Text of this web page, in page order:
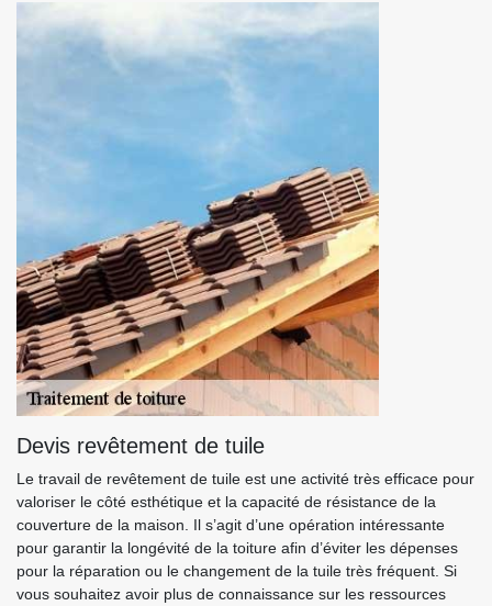
Devis revêtement de tuile
Le travail de revêtement de tuile est une activité très efficace pour
valoriser le côté esthétique et la capacité de résistance de la
couverture de la maison. Il s’agit d’une opération intéressante
pour garantir la longévité de la toiture afin d’éviter les dépenses
pour la réparation ou le changement de la tuile très fréquent. Si
vous souhaitez avoir plus de connaissance sur les ressources